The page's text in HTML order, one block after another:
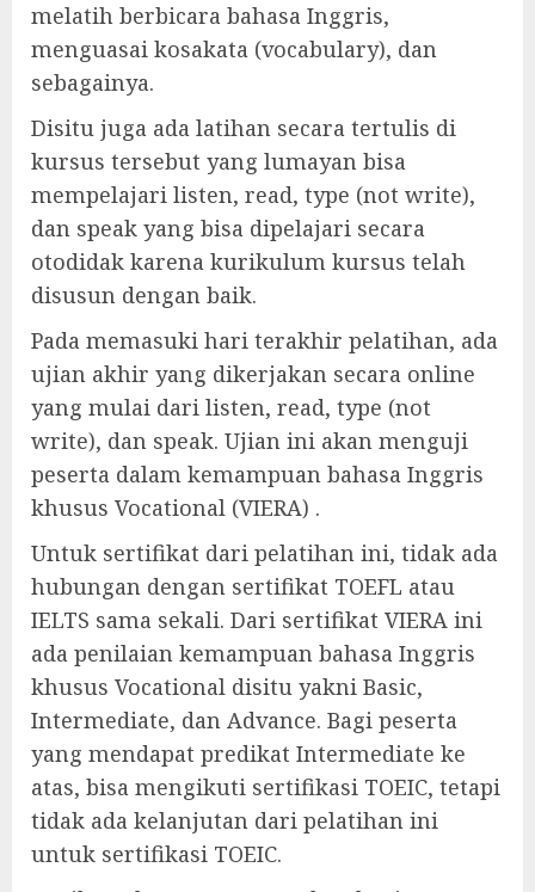
melatih berbicara bahasa Inggris,
menguasai kosakata (vocabulary), dan
sebagainya.
Disitu juga ada latihan secara tertulis di
kursus tersebut yang lumayan bisa
mempelajari listen, read, type (not write),
dan speak yang bisa dipelajari secara
otodidak karena kurikulum kursus telah
disusun dengan baik.
Pada memasuki hari terakhir pelatihan, ada
ujian akhir yang dikerjakan secara online
yang mulai dari listen, read, type (not
write), dan speak. Ujian ini akan menguji
peserta dalam kemampuan bahasa Inggris
khusus Vocational (VIERA) .
Untuk sertifikat dari pelatihan ini, tidak ada
hubungan dengan sertifikat TOEFL atau
IELTS sama sekali. Dari sertifikat VIERA ini
ada penilaian kemampuan bahasa Inggris
khusus Vocational disitu yakni Basic,
Intermediate, dan Advance. Bagi peserta
yang mendapat predikat Intermediate ke
atas, bisa mengikuti sertifikasi TOEIC, tetapi
tidak ada kelanjutan dari pelatihan ini
untuk sertifikasi TOEIC.